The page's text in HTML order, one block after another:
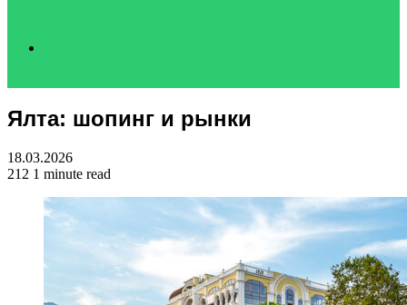
for
Ялта: шопинг и рынки
18.03.2026
212 1 minute read